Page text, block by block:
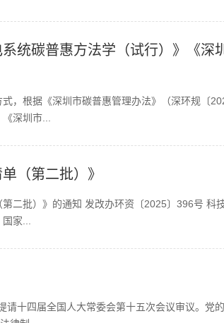
统碳普惠方法学（试行）》《深
，根据《深圳市碳普惠管理办法》（深环规〔
深圳市...
（第二批）》
二批）》的通知 发改办环资〔2025〕396号 科
家...
十四届全国人大常委会第十五次会议审议。党